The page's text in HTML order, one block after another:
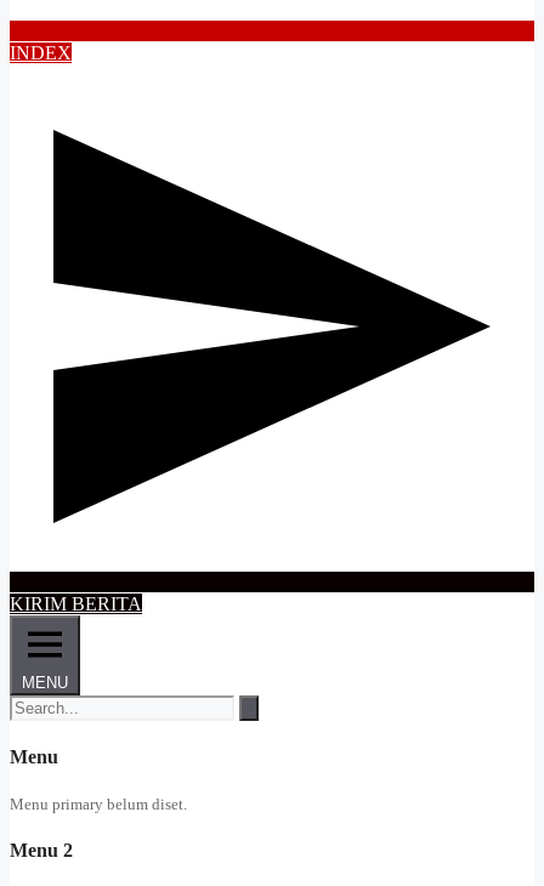
INDEX
KIRIM BERITA
MENU
Menu
Menu primary belum diset.
Menu 2